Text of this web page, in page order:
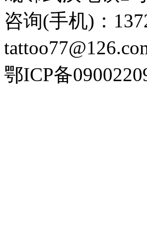
咨询(手机)：
鄂ICP备